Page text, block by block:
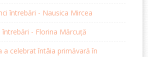
întrebări - Nausica Mircea
- Florina Mărcuță
a celebrat întâia primăvară în